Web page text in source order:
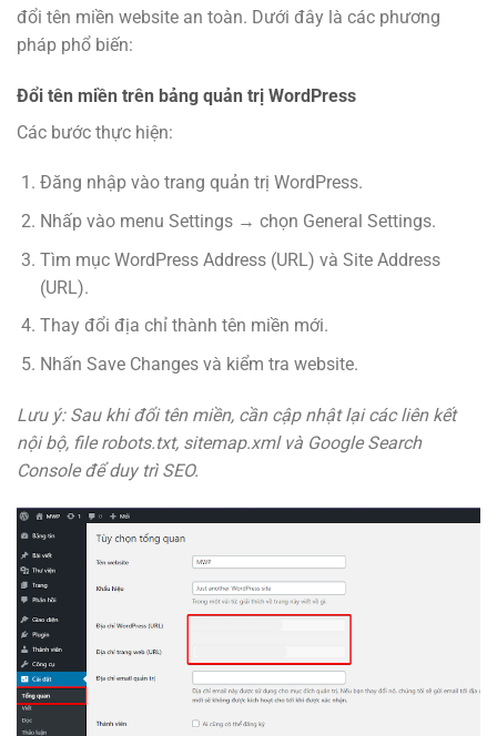
đổi tên miền website an toàn. Dưới đây là các phương
pháp phổ biến:
Đổi tên miền trên bảng quản trị WordPress
Các bước thực hiện:
Đăng nhập vào trang quản trị WordPress.
Nhấp vào menu Settings → chọn General Settings.
Tìm mục WordPress Address (URL) và Site Address
(URL).
Thay đổi địa chỉ thành tên miền mới.
Nhấn Save Changes và kiểm tra website.
Lưu ý: Sau khi đổi tên miền, cần cập nhật lại các liên kết
nội bộ, file robots.txt, sitemap.xml và Google Search
Console để duy trì SEO.